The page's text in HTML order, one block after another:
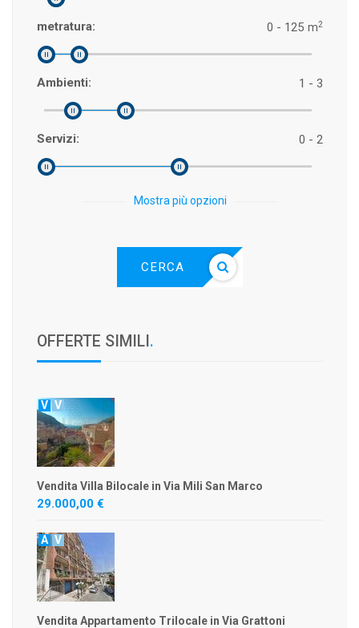
metratura: m2
0 - 125
Ambienti: 1 - 3
Servizi: 0 - 2
Mostra più opzioni
CERCA
OFFERTE SIMILI .
V V
Vendita Villa Bilocale in Via Mili San Marco
29.000,00 €
A V
Vendita Appartamento Trilocale in Via Grattoni